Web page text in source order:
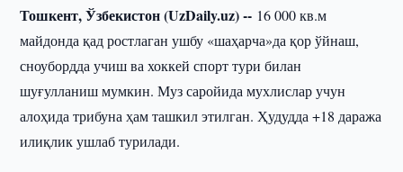
Тошкент, Ўзбекистон (UzDaily.uz) -- 16 000 кв.м
майдонда қад ростлаган ушбу «шаҳарча»да қор ўйнаш,
сноубордда учиш ва хоккей спорт тури билан
шуғулланиш мумкин. Муз саройида мухлислар учун
алоҳида трибуна ҳам ташкил этилган. Ҳудудда +18 даража
илиқлик ушлаб турилади.